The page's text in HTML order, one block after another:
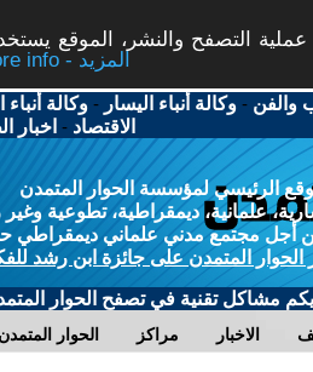
التصفح والنشر، الموقع
More info - المزيد
والفن -وكالة أنباء اليسار -وكالة أنباء
الاقتصاد - اخبار
الرئيسي لمؤسسة الحوار المتمدن
علمانية، ديمقراطية، تطوعية وغير
أجل مجتمع مدني علماني ديمقراطي
الحوار المتمدن على جائزة ابن رشد
مشاكل تقنية في تصفح الحوار
الحوار المتمدن مراكز الاخبار